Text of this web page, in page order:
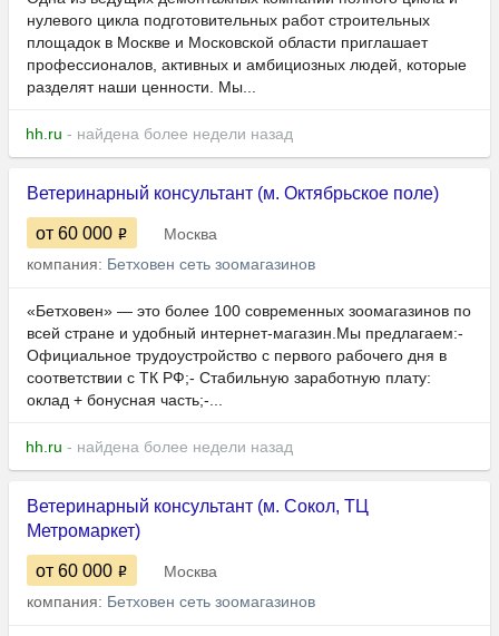
нулевого цикла подготовительных работ строительных
площадок в Москве и Московской области приглашает
профессионалов, активных и амбициозных людей, которые
разделят наши ценности. Мы...
hh.ru - найдена более недели назад
Ветеринарный консультант (м. Октябрьское поле)
от 60 000
Москва
компания: Бетховен сеть зоомагазинов
«Бетховен» — это более 100 современных зоомагазинов по
всей стране и удобный интернет-магазин.Мы предлагаем:-
Официальное трудоустройство с первого рабочего дня в
соответствии с ТК РФ;- Стабильную заработную плату:
оклад + бонусная часть;-...
hh.ru - найдена более недели назад
Ветеринарный консультант (м. Сокол, ТЦ
Метромаркет)
от 60 000
Москва
компания: Бетховен сеть зоомагазинов